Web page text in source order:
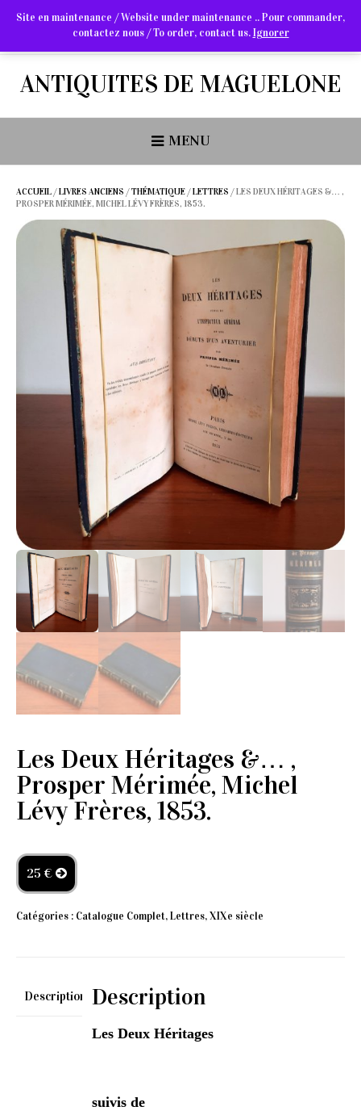
Arts Graphiques & Livres Anciens
ANTIQUITES DE MAGUELONE
MENU
ACCUEIL /LIVRES ANCIENS /THÉMATIQUE /LETTRES / LES DEUX HÉRITAGES &… ,
PROSPER MÉRIMÉE, MICHEL LÉVY FRÈRES, 1853.
Les Deux Héritages &… ,
Prosper Mérimée, Michel
Lévy Frères, 1853.
25 €
Catégories : Catalogue Complet,Lettres,XIXe siècle
Description Description
Les Deux Héritages
suivis de
Site en maintenance / Website under maintenance .. Pour commander,
contactez nous / To order, contact us.Ignorer